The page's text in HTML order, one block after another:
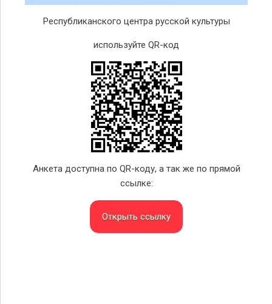
Республиканского центра русской культуры
используйте QR-код
Анкета доступна по QR-коду, а так же по прямой
ссылке:
Открыть ссылку